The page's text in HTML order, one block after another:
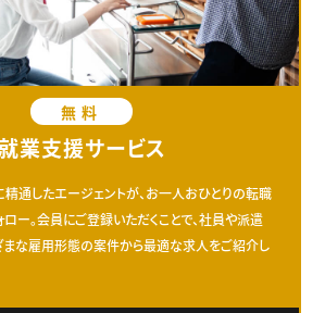
無料
業支援サービス
精通したエージェントが、お一人おひとりの転職
ー。会員にご登録いただくことで、社員や派遣
まな雇用形態の案件から最適な求人をご紹介し